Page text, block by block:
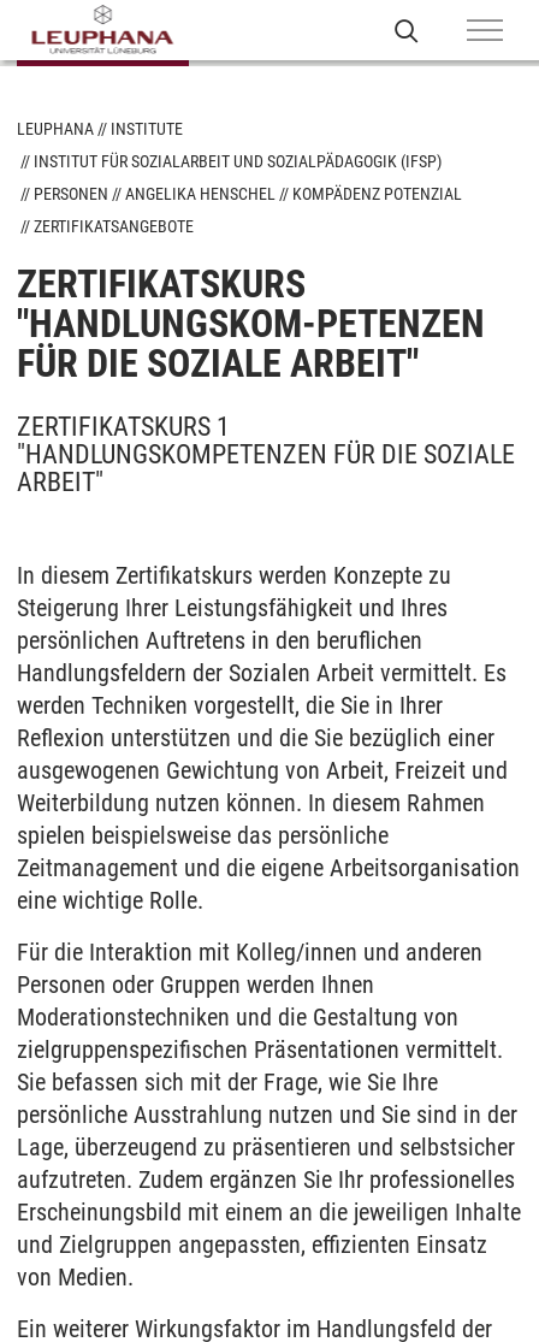
LEUPHANA
INSTITUTE
INSTITUT FÜR SOZIALARBEIT UND SOZIALPÄDAGOGIK (IFSP)
PERSONEN
ANGELIKA HENSCHEL
KOMPÄDENZ POTENZIAL
ZERTIFIKATSANGEBOTE
ZERTIFIKATSKURS
"HANDLUNGSKOM-PETENZEN
FÜR DIE SOZIALE ARBEIT"
ZERTIFIKATSKURS 1
"HANDLUNGSKOMPETENZEN FÜR DIE SOZIALE
ARBEIT"
In diesem Zertifikatskurs werden Konzepte zu
Steigerung Ihrer Leistungsfähigkeit und Ihres
persönlichen Auftretens in den beruflichen
Handlungsfeldern der Sozialen Arbeit vermittelt. Es
werden Techniken vorgestellt, die Sie in Ihrer
Reflexion unterstützen und die Sie bezüglich einer
ausgewogenen Gewichtung von Arbeit, Freizeit und
Weiterbildung nutzen können. In diesem Rahmen
spielen beispielsweise das persönliche
Zeitmanagement und die eigene Arbeitsorganisation
eine wichtige Rolle.
Für die Interaktion mit Kolleg/innen und anderen
Personen oder Gruppen werden Ihnen
Moderationstechniken und die Gestaltung von
zielgruppenspezifischen Präsentationen vermittelt.
Sie befassen sich mit der Frage, wie Sie Ihre
persönliche Ausstrahlung nutzen und Sie sind in der
Lage, überzeugend zu präsentieren und selbstsicher
aufzutreten. Zudem ergänzen Sie Ihr professionelles
Erscheinungsbild mit einem an die jeweiligen Inhalte
und Zielgruppen angepassten, effizienten Einsatz
von Medien.
Ein weiterer Wirkungsfaktor im Handlungsfeld der